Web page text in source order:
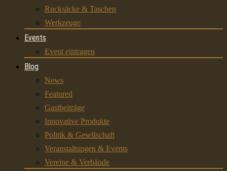
Rucksäcke & Taschen
Werkzeuge
Events
Event eintragen
Blog
News
Featured
Gastbeiträge
Innovative Produkte
Politik & Gesellschaft
Veranstaltungen & Events
Vereine & Verbände